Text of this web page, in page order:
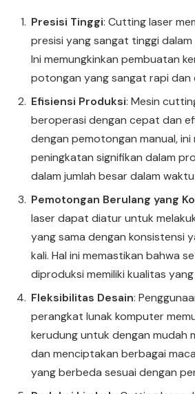
Presisi Tinggi: Cutting laser
presisi yang sangat tinggi
Ini memungkinkan pembuatan
potongan yang sangat rapi dan
Efisiensi Produksi: Mesin
beroperasi dengan cepat dan
dengan pemotongan manual, ini
peningkatan signifikan dalam
dalam jumlah besar dalam
Pemotongan Berulang yang
laser dapat diatur untuk
yang sama dengan konsistensi
kali. Hal ini memastikan bahwa
diproduksi memiliki kualitas
Fleksibilitas Desain:
perangkat lunak komputer
kerudung untuk dengan mudah
dan menciptakan berbagai
yang berbeda sesuai dengan